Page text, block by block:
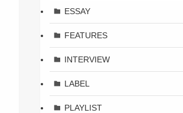
ESSAY
FEATURES
INTERVIEW
LABEL
PLAYLIST